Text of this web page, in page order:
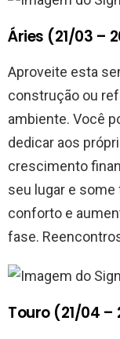
Áries (21/03 –
Aproveite esta
construção ou
ambiente. Você
dedicar aos
crescimento
seu lugar e
conforto e
fase.
Touro (21/04 –